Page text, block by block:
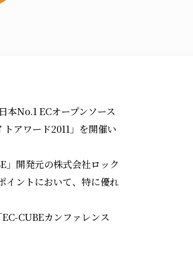
本No.1 ECオープンソース
アワード2011」を開催い
」開発元の株式会社ロック
イントにおいて、特に優れ
CUBEカンファレンス